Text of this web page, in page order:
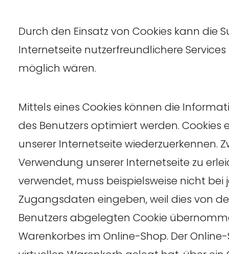
Durch den Einsatz von Cookies kann die
Internetseite nutzerfreundlichere
möglich wären.
Mittels eines Cookies können die
des Benutzers optimiert werden. Cookies
unserer Internetseite wiederzuerkennen.
Verwendung unserer Internetseite zu
verwendet, muss beispielsweise nicht
Zugangsdaten eingeben, weil dies von
Benutzers abgelegten Cookie
Warenkorbes im Online-Shop. Der